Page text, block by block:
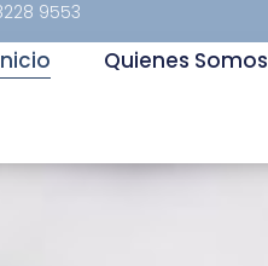
9553
Quienes Somos